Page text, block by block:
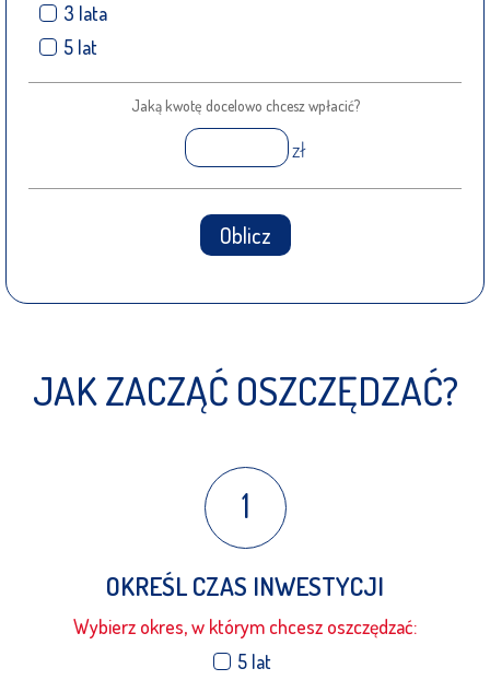
3 lata
5 lat
Jaką kwotę docelowo chcesz wpłacić?
zł
Oblicz
JAK ZACZĄĆ OSZCZĘDZAĆ?
1
OKREŚL CZAS INWESTYCJI
Wybierz okres, w którym chcesz oszczędzać:
5 lat